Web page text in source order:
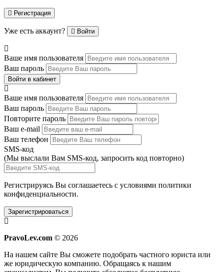
Регистрация
Уже есть аккаунт? Войти
Ваше имя пользователя
Ваш пароль
Войти в кабинет
Ваше имя пользователя
Ваш пароль
Повторите пароль
Ваш e-mail
Ваш телефон
SMS-код
(Мы выслали Вам SMS-код, запросить код повторно)
Регистрируясь Вы соглашаетесь с условиями политики
конфиденциальности.
Зарегистрироваться
PravoLev.com © 2026
На нашем сайте Вы сможете подобрать частного юриста или
же юридическую компанию. Обращаясь к нашим